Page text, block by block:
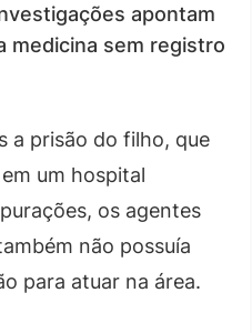
apontam
medicina sem registro
a prisão do filho, que
um hospital
os agentes
não possuía
para atuar na área.